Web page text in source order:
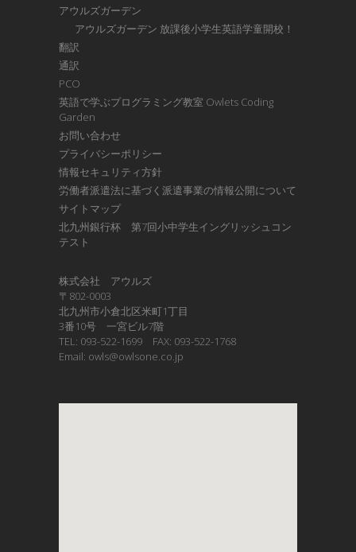
アウルズガーデン
アウルズガーデン 放課後小学生英語学童開校！
翻訳
通訳
PCO
英語で学ぶプログラミング教室 Owlets Coding
Garden
お問い合わせ
プライバシーポリシー
情報セキュリティ方針
労働者派遣法に基づく派遣事業の情報公開について
サイトマップ
北九州銀行杯 第7回小中学生イングリッシュコン
テスト
株式会社 アウルズ
〒802-0003
北九州市小倉北区米町1丁目
3番10号 一宮ビル7階
TEL: 093-522-1699 FAX: 093-522-1768
Email: owls@owlsone.co.jp